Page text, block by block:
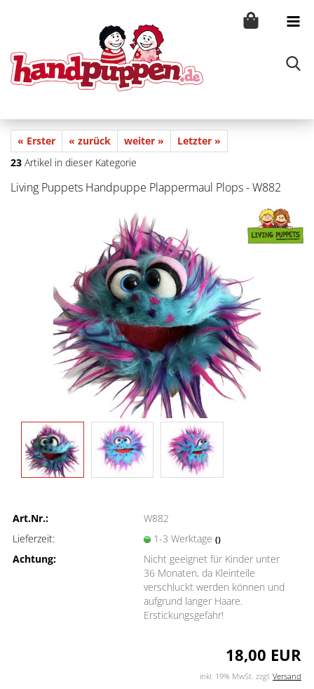
« Erster « zurück weiter »
Letzter »
23 Artikel in dieser Kategorie
Living Puppets Handpuppe Plappermaul Plops - W882
Art.Nr.:
W882
Lieferzeit:
1-3 Werktage ()
Achtung:
Nicht geeignet für Kinder unter
36 Monaten, da Kleinteile
verschluckt werden können und
aufgrund langer Haare.
Erstickungsgefahr!
18,00 EUR
inkl. 19% MwSt. zzgl. Versand